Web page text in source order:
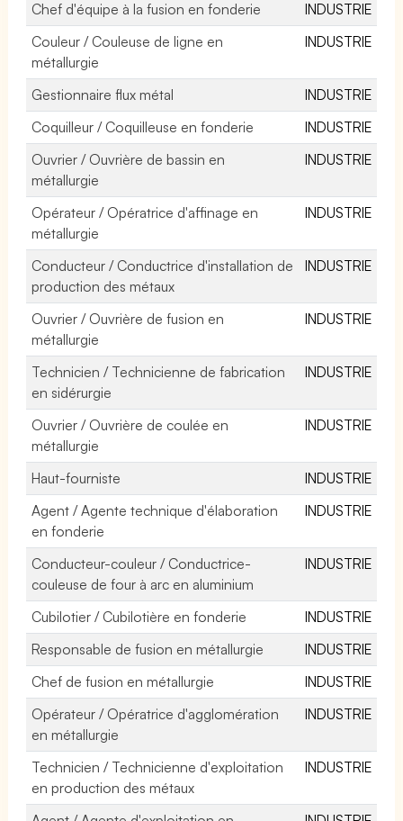
Chef d'équipe à la fusion en fonderie
INDUSTRIE
Couleur / Couleuse de ligne en
métallurgie
INDUSTRIE
Gestionnaire flux métal
INDUSTRIE
Coquilleur / Coquilleuse en fonderie
INDUSTRIE
Ouvrier / Ouvrière de bassin en
métallurgie
INDUSTRIE
Opérateur / Opératrice d'affinage en
métallurgie
INDUSTRIE
Conducteur / Conductrice d'installation de
production des métaux
INDUSTRIE
Ouvrier / Ouvrière de fusion en
métallurgie
INDUSTRIE
Technicien / Technicienne de fabrication
en sidérurgie
INDUSTRIE
Ouvrier / Ouvrière de coulée en
métallurgie
INDUSTRIE
Haut-fourniste
INDUSTRIE
Agent / Agente technique d'élaboration
en fonderie
INDUSTRIE
Conducteur-couleur / Conductrice-
couleuse de four à arc en aluminium
INDUSTRIE
Cubilotier / Cubilotière en fonderie
INDUSTRIE
Responsable de fusion en métallurgie
INDUSTRIE
Chef de fusion en métallurgie
INDUSTRIE
Opérateur / Opératrice d'agglomération
en métallurgie
INDUSTRIE
Technicien / Technicienne d'exploitation
en production des métaux
INDUSTRIE